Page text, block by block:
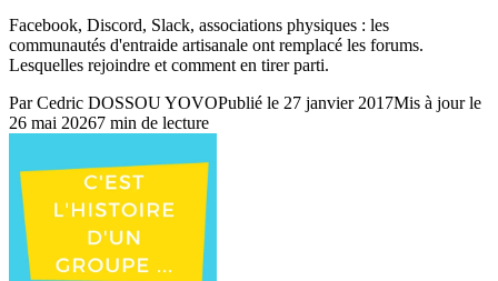
Facebook, Discord, Slack, associations physiques : les
communautés d'entraide artisanale ont remplacé les forums.
Lesquelles rejoindre et comment en tirer parti.
ParCedric DOSSOU YOVOPublié le 27 janvier 2017Mis à jour le
26 mai 20267 min de lecture